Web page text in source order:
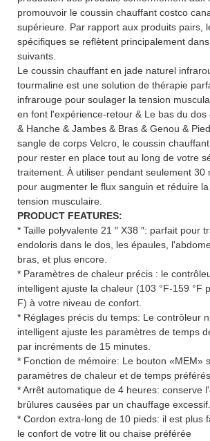
promouvoir le coussin chauffant costco
supérieure. Par rapport aux produits pairs,
spécifiques se reflètent principalement
suivants.
Le coussin chauffant en jade naturel
tourmaline est une solution de thérapie
infrarouge pour soulager la tension
en font l'expérience-retour & Le bas du dos
& Hanche & Jambes & Bras & Genou &
sangle de corps Velcro, le coussin
pour rester en place tout au long de votre
traitement. À utiliser pendant seulement 30
pour augmenter le flux sanguin et réduire
tension musculaire.
PRODUCT FEATURES:
* Taille polyvalente 21 ″ X38 ″: parfait pour
endoloris dans le dos, les épaules,
bras, et plus encore.
* Paramètres de chaleur précis : le
intelligent ajuste la chaleur (103 °F-159 °F
F) à votre niveau de confort.
* Réglages précis du temps: Le contrôleur
intelligent ajuste les paramètres de temps
par incréments de 15 minutes.
* Fonction de mémoire: Le bouton «MEM»
paramètres de chaleur et de temps préférés.
* Arrêt automatique de 4 heures: conserve
brûlures causées par un chauffage excessif.
* Cordon extra-long de 10 pieds: il est plus
le confort de votre lit ou chaise préférée